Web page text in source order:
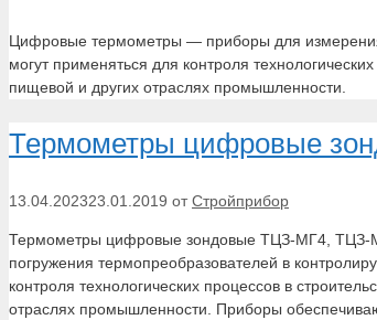
Цифровые термометры — приборы для
могут применяться для контроля
пищевой и других отраслях промышленности.
Термометры цифровые
13.04.202323.01.2019 отСтройприбор
Термометры цифровые зондовые ТЦЗ-МГ4, ТЦЗ-
погружения термопреобразователей в
контроля технологических процессов в
отраслях промышленности. Приборы